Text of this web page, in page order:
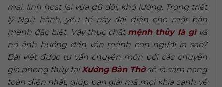
mại, linh hoạt lại vừa dữ dội, khó lường. Trong triết
lý Ngũ hành, yếu tố này đại diện cho một bản
mệnh đặc biệt. Vậy thực chất mệnh thủy là gìvà
nó ảnh hưởng đến vận mệnh con người ra sao?
Bài viết được tư vấn chuyên môn bởi các chuyên
gia phong thủy tạiXưởng Bàn Thờsẽ là cẩm nang
toàn diện nhất, giúp bạn giải mã mọi khía cạnh về